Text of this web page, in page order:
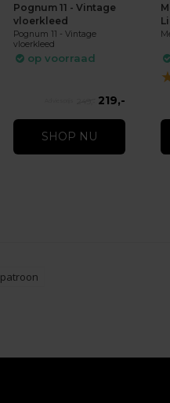
Pognum 11 - Vintage
vloerkleed
Pognum 11 - Vintage
vloerkleed
op voorraad
219,-
SHOP NU
patroon